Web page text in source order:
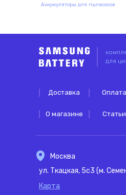
Аккумуляторы для пылесосов
для
Доставка Оплата
О магазине Статьи
Москва
ул. Ткацкая, 5с3 (м.
Карта